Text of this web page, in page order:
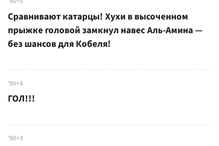
Сравнивают катарцы! Хухи в высоченном
прыжке головой замкнул навес Аль-Амина —
без шансов для Кобеля!
'90+4
ГОЛ!!!
'90+3